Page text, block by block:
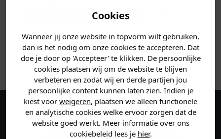
Cookies
Wanneer jij onze website in topvorm wilt gebruiken,
dan is het nodig om onze cookies te accepteren. Dat
doe je door op 'Accepteer' te klikken. De persoonlijke
cookies plaatsen wij om de website te blijven
verbeteren en zodat wij en derde partijen jou
persoonlijke content kunnen laten zien. Indien je
kiest voor weigeren, plaatsen we alleen functionele
en analytische cookies welke ervoor zorgen dat de
website goed werkt. Meer informatie over ons
cookiebeleid lees je hier.
MATERIAAL & WASVOORSCHRIFT
ANDERE BESTELDEN OOK
Maak een account aan en ontvang 5%
korting op je eerste bestelling!
Welke mystery
krijg jij? (Tot-30%
Vertel ons waar je naar op
zoek bent. 👇
Heren kleding
Dames kleding